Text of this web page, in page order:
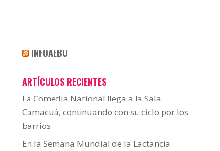
INFOAEBU
ARTÍCULOS RECIENTES
La Comedia Nacional llega a la Sala
Camacuá, continuando con su ciclo por los
barrios
En la Semana Mundial de la Lactancia